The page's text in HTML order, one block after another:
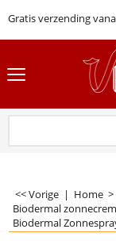
Gratis verzending
<< Vorige | Home >
Biodermal
Biodermal